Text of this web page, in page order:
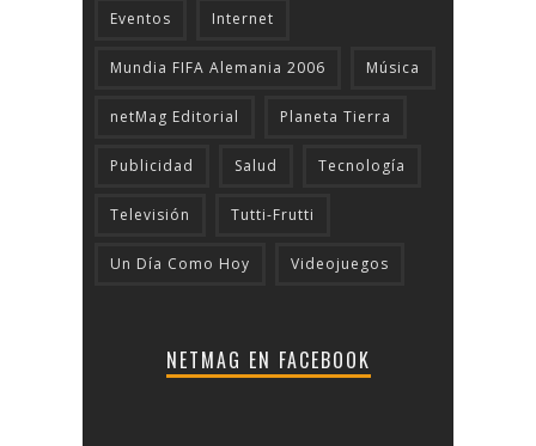
Eventos Internet
Mundia FIFA Alemania 2006 Música
netMag Editorial Planeta Tierra
Publicidad Salud Tecnologí­a
Televisión Tutti-Frutti
Un Día Como Hoy Videojuegos
NETMAG EN FACEBOOK